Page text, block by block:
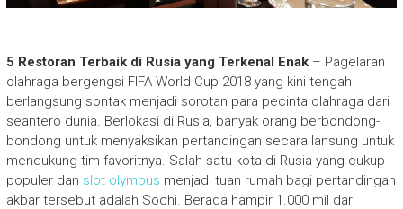
5 Restoran Terbaik di Rusia yang Terkenal Enak– Pagelaran
olahraga bergengsi FIFA World Cup 2018 yang kini tengah
berlangsung sontak menjadi sorotan para pecinta olahraga dari
seantero dunia. Berlokasi di Rusia, banyak orang berbondong-
bondong untuk menyaksikan pertandingan secara lansung untuk
mendukung tim favoritnya. Salah satu kota di Rusia yang cukup
populer dan slot olympus menjadi tuan rumah bagi pertandingan
akbar tersebut adalah Sochi. Berada hampir 1.000 mil dari